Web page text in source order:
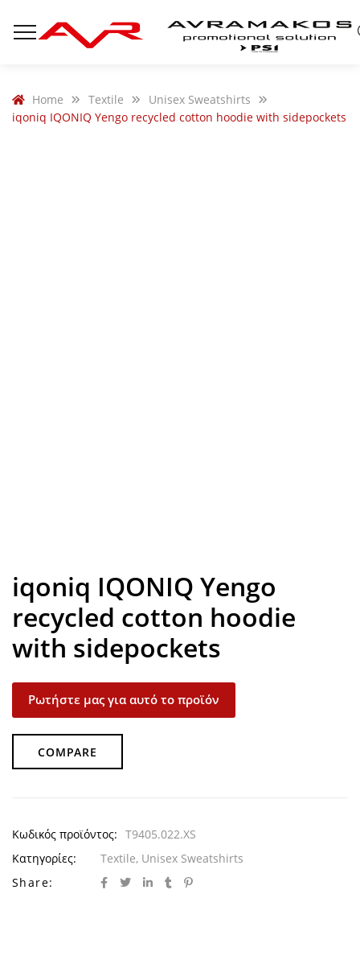
Home Textile
Unisex Sweatshirts
iqoniq IQONIQ Yengo recycled cotton hoodie with sidepockets
iqoniq IQONIQ Yengo
recycled cotton hoodie
with sidepockets
Ρωτήστε μας για αυτό το προϊόν
COMPARE
Κωδικός προϊόντος: T9405.022.XS
Κατηγορίες:
Textile, Unisex Sweatshirts
Share: